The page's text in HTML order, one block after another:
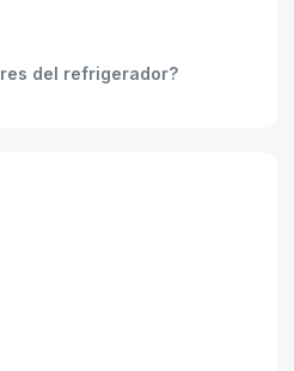
del refrigerador?